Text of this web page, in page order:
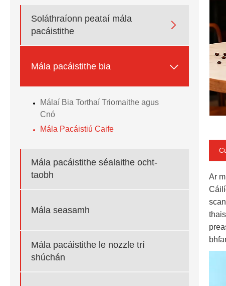
Soláthraíonn peataí mála
pacáistithe

Mála pacáistithe bia 
Málaí Bia Torthaí Triomaithe agus
Cnó
Mála Pacáistiú Caife
Mála pacáistithe séalaithe ocht-
taobh
Mála seasamh
Mála pacáistithe le nozzle trí
shúchán
Ar